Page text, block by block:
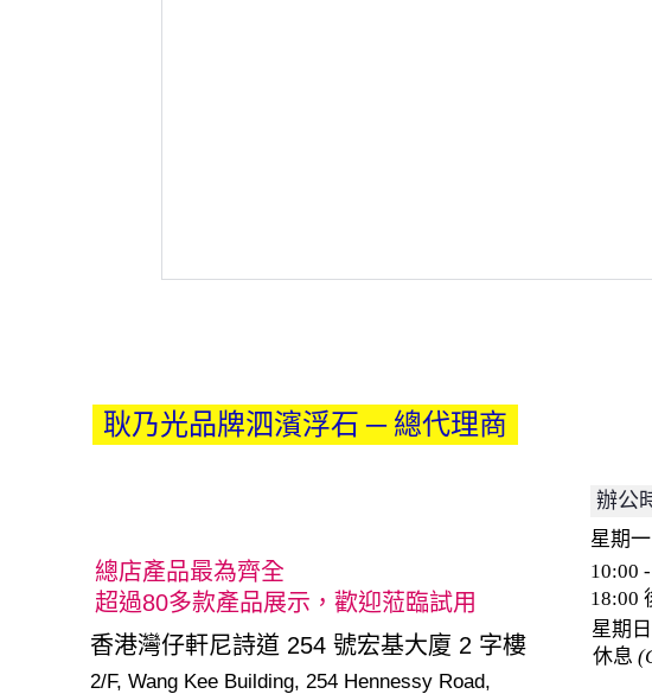
耿乃光品牌泗濱浮石 ─ 總代理商
香港灣仔軒尼詩道 254 號宏基大廈 2 字樓
2/F, Wang Kee Building, 254 Hennessy Road,
辦公
星期
10:00
18:00
星期
休息
總店產品最為齊全
超過80多款產品展示，歡迎蒞臨試用